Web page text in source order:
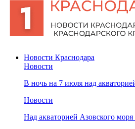
Новости Краснодара
Новости
В ночь на 7 июля над
Новости
Над акваторией Азовского